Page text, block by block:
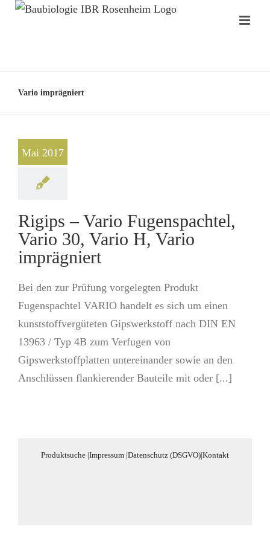
Vario imprägniert
Mai 2017
Rigips – Vario Fugenspachtel,
Vario 30, Vario H, Vario
imprägniert
Bei den zur Prüfung vorgelegten Produkt
Fugenspachtel VARIO handelt es sich um einen
kunststoffvergüteten Gipswerkstoff nach DIN EN
13963 / Typ 4B zum Verfugen von
Gipswerkstoffplatten untereinander sowie an den
Anschlüssen flankierender Bauteile mit oder [...]
Produktsuche |Impressum |Datenschutz (DSGVO)|Kontakt